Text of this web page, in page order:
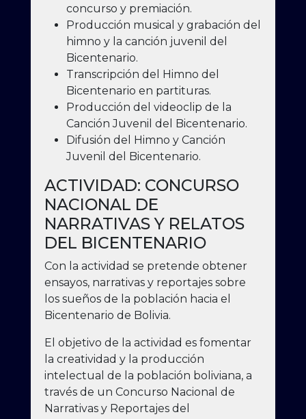
concurso y premiación.
Producción musical y grabación del
himno y la canción juvenil del
Bicentenario.
Transcripción del Himno del
Bicentenario en partituras.
Producción del videoclip de la
Canción Juvenil del Bicentenario.
Difusión del Himno y Canción
Juvenil del Bicentenario.
ACTIVIDAD: CONCURSO
NACIONAL DE
NARRATIVAS Y RELATOS
DEL BICENTENARIO
Con la actividad se pretende obtener
ensayos, narrativas y reportajes sobre
los sueños de la población hacia el
Bicentenario de Bolivia.
El objetivo de la actividad es fomentar
la creatividad y la producción
intelectual de la población boliviana, a
través de un Concurso Nacional de
Narrativas y Reportajes del